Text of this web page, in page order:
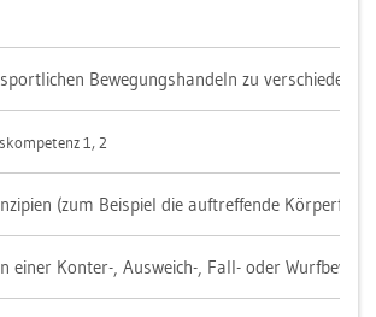
Be­we­gungs­han­deln zu
1, 2
(zum Bei­spiel die auf­tref­fen­de
einer Kon­ter-, Aus­weich-, Fall- oder